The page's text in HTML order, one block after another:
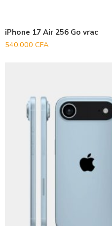
iPhone 17 Air 256 Go vrac
540.000 CFA